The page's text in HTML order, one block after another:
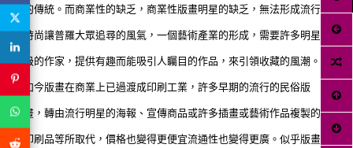
的傳統。而商業性的缺乏 ，商業性版畫明星的缺乏，無法形成流行
時尚讓普羅大眾追尋的風氣，一個藝術產業的形成，需要許多明星
級的作家，提供有趣而能吸引人矚目的作品，來引領收藏的風潮。
如今版畫在商業上已過渡成印刷工業，許多早期的流行的民俗版
畫，轉由流行明星的海報、宣傳商品或許多插畫或藝術作品複製的
印刷品等所取代，價格也變得更便宜流通性也變得更廣。似乎版畫